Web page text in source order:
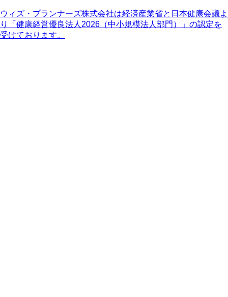
ウィズ・プランナーズ株式会社は経済産業省と日本健康会議よ
り「健康経営優良法人2026（中小規模法人部門）」の認定を
受けております。